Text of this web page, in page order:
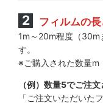
フィルムの
1m～20m程度（30m
す。
※ご購入された数量m
（例）数量5でご注
「ご注文いただいた